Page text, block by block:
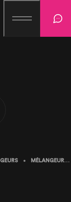
MÉLANGEUR ANALOG WAY PLS350-3G